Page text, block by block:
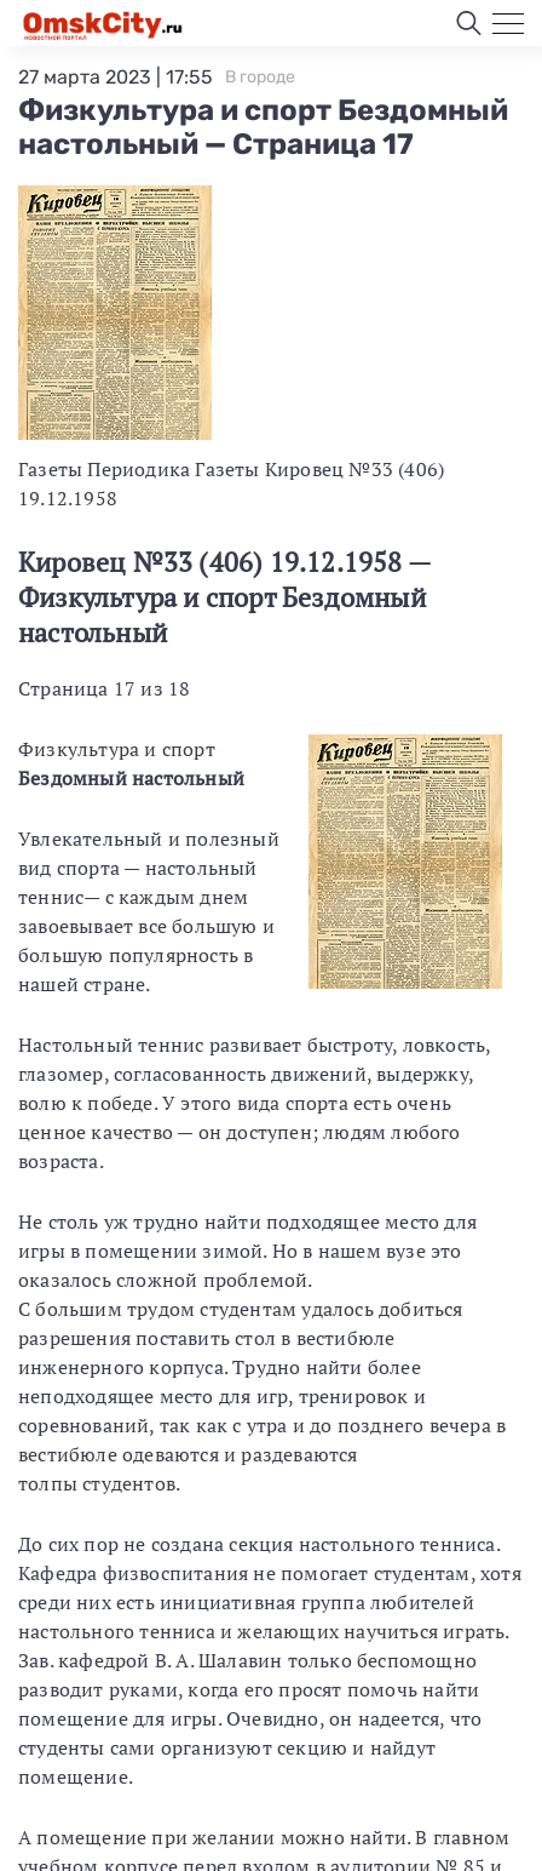
Физкультура и спорт Бездомный
настольный — Страница 17
27 марта 2023 | 17:55 В городе
Газеты Периодика Газеты Кировец №33 (406)
19.12.1958
Кировец №33 (406) 19.12.1958 —
Физкультура и спорт Бездомный
настольный
Страница 17 из 18
Физкультура и спорт
Бездомный настольный
Увлекательный и полезный
вид спорта — настольный
теннис— с каждым днем
завоевывает все большую и
большую популярность в
нашей стране.
Настольный теннис развивает быстроту, ловкость,
глазомер, согласованность движений, выдержку,
волю к победе. У этого вида спорта есть очень
ценное качество — он доступен; людям любого
возраста.
Не столь уж трудно найти подходящее место для
игры в помещении зимой. Но в нашем вузе это
оказалось сложной проблемой.
С большим трудом студентам удалось добиться
разрешения поставить стол в вестибюле
инженерного корпуса. Трудно найти более
неподходящее место для игр, тренировок и
соревнований, так как с утра и до позднего вечера в
вестибюле одеваются и раздеваются
толпы студентов.
До сих пор не создана секция настольного тенниса.
Кафедра физвоспитания не помогает студентам, хотя
среди них есть инициативная группа любителей
настольного тенниса и желающих научиться играть.
Зав. кафедрой В. А. Шалавин только беспомощно
разводит руками, когда его просят помочь найти
помещение для игры. Очевидно, он надеется, что
студенты сами организуют секцию и найдут
помещение.
А помещение при желании можно найти. В главном